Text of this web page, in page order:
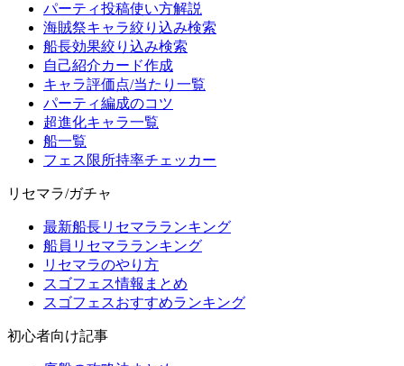
パーティ投稿使い方解説
海賊祭キャラ絞り込み検索
船長効果絞り込み検索
自己紹介カード作成
キャラ評価点/当たり一覧
パーティ編成のコツ
超進化キャラ一覧
船一覧
フェス限所持率チェッカー
リセマラ/ガチャ
最新船長リセマラランキング
船員リセマラランキング
リセマラのやり方
スゴフェス情報まとめ
スゴフェスおすすめランキング
初心者向け記事